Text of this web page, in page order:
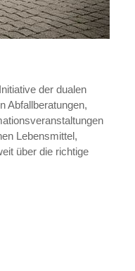
der dualen
Abfallberatungen,
Lebensmittel,
über die richtige